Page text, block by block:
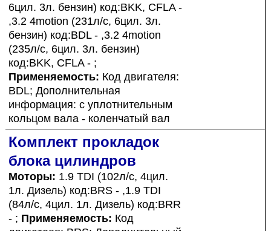
6цил. 3л. бензин) код:BKK, CFLA -
,3.2 4motion (231л/с, 6цил. 3л.
бензин) код:BDL - ,3.2 4motion
(235л/с, 6цил. 3л. бензин)
код:BKK, CFLA - ;
Применяемость: Код двигателя:
BDL; Дополнительная
информация: с уплотнительным
кольцом вала - коленчатый вал
Комплект прокладок
блока цилиндров
Моторы: 1.9 TDI (102л/с, 4цил.
1л. Дизель) код:BRS - ,1.9 TDI
(84л/с, 4цил. 1л. Дизель) код:BRR
- ; Применяемость: Код